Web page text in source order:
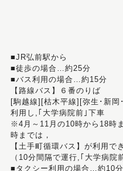
■JR弘前駅から
■徒歩の場合…約25分
■バス利用の場合…約15分
【路線バス】６番のりば
[駒越線][枯木平線][弥生･新
利用し,｢大学病院前｣下車
※4月～11月の10時から18時
時までは，
【土手町循環バス】が利用で
（10分間隔で運行,｢大学病院
■タクシー利用の場合…約10分